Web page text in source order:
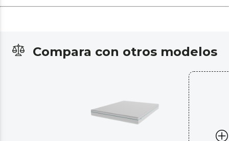
Compara con otros modelos